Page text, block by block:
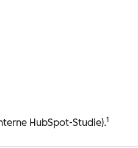
HubSpot-Studie).1